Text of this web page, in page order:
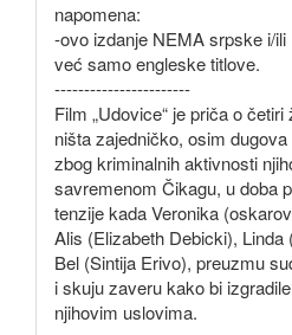
napomena:
-ovo izdanje NEMA srpske i/
već samo engleske titlove.
-----------------------
Film „Udovice“ je priča o
ništa zajedničko, osim
zbog kriminalnih aktivnosti
savremenom Čikagu, u doba
tenzije kada Veronika
Alis (Elizabeth Debicki), Linda
Bel (Sintija Erivo), preuzmu
i skuju zaveru kako bi
njihovim uslovima.